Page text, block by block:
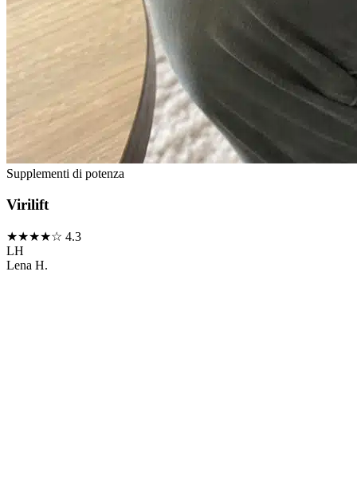
Supplementi di potenza
Virilift
★★★★☆ 4.3
LH
Lena H.